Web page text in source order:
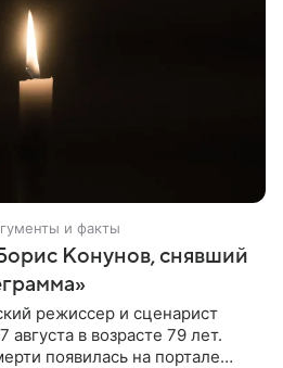
и факты
Конунов, снявший
режиссер и сценарист
в возрасте 79 лет.
появилась на портале